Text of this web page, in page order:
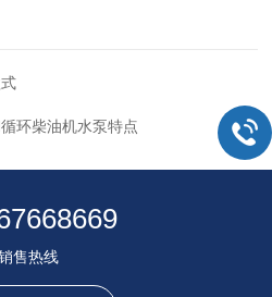
环柴油机水泵特点
售热线